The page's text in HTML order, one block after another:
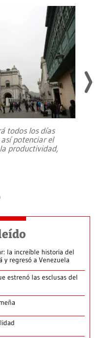
todos los días
potenciar el
productividad,
la increíble historia del
y regresó a Venezuela
estrenó las esclusas del